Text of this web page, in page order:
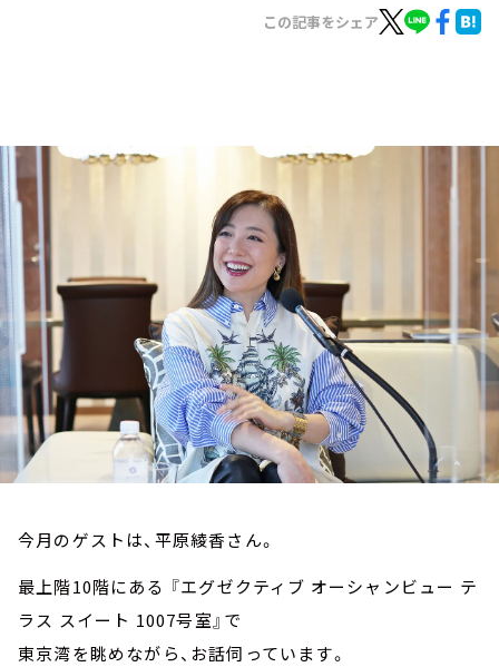
お知らせ
この記事をシェア
今月のゲストは、平原綾香さん。
最上階10階にある 『エグゼクティブ オーシャンビュー テ
ラス スイート 1007号室』で
東京湾を眺めながら、お話伺っています。